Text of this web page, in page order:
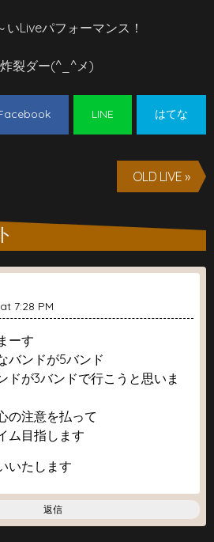
Liveパフォーマンス！
裂ダー(^_^メ)
LINE はてな
OLD LIVE »
7:28 PM
ーす
バンドが5バンド
ドが3バンドで行こうと思いま
の注意を払って
ム目指します
いたします
返信